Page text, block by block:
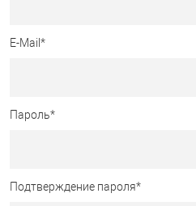
E-Mail *
Пароль*
Подтверждение пароля*